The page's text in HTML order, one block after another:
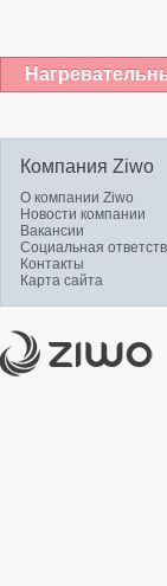
Компания Ziwo
О компании Ziwo
Новости компании
Вакансии
Социальная
Контакты
Карта сайта